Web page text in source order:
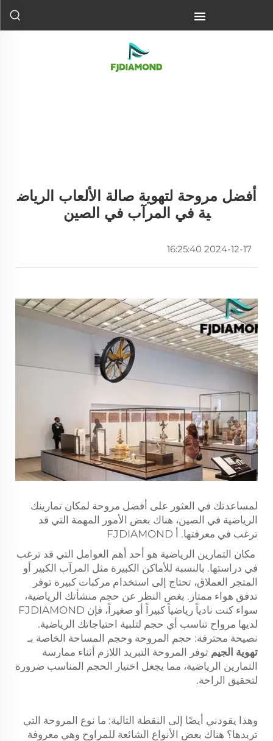
أفضل مروحة لتهوية صالة الألعاب الرياض
ية في المرآب في الصين
2024-12-17 16:25:40
لمساعدتك في العثور على أفضل مروحة لمكان تمارينك
الرياضية في الصين، هناك بعض الأمور المهمة التي قد
ترغب في معرفتها. أ FJDIAMOND
مكان التمارين الرياضية هو أحد أهم العوامل التي قد ترغب
في دراستها. بالنسبة للأماكن الكبيرة مثل المرآب الكبير أو
المتجر العملاق، تحتاج إلى استخدام مركبات كبيرة توفر
تدفق هواء ممتاز. بغض النظر عن حجم منشأتك الرياضية،
سواء كنت نادياً رياضياً كبيراً أو صغيراً، فإن FJDIAMOND
لديها مرواح تناسب أي حجم لتلبية احتياجاتك الرياضية.
نصيحة محترفة: حجم المروحة وحجم المساحة الخاصة بـ
تهوية الجيم توفر المروحة التبريد اللازم أثناء ممارسة
التمارين الرياضية، مما يجعل اختيار الحجم المناسب ضرورة
لتحقيق الراحة.
وهذا يقودني أيضًا إلى النقطة التالية: ما نوع المروحة التي
تريدها؟ هناك بعض الأنواع الشائعة للمراوح وهي معروفة